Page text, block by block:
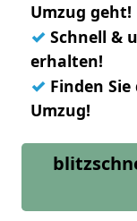
Umzug geht!
✓ Schnell &
erhalten!
✓ Finden
Umzug!